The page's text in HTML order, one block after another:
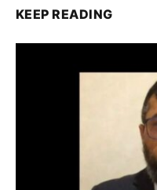
KEEP READING